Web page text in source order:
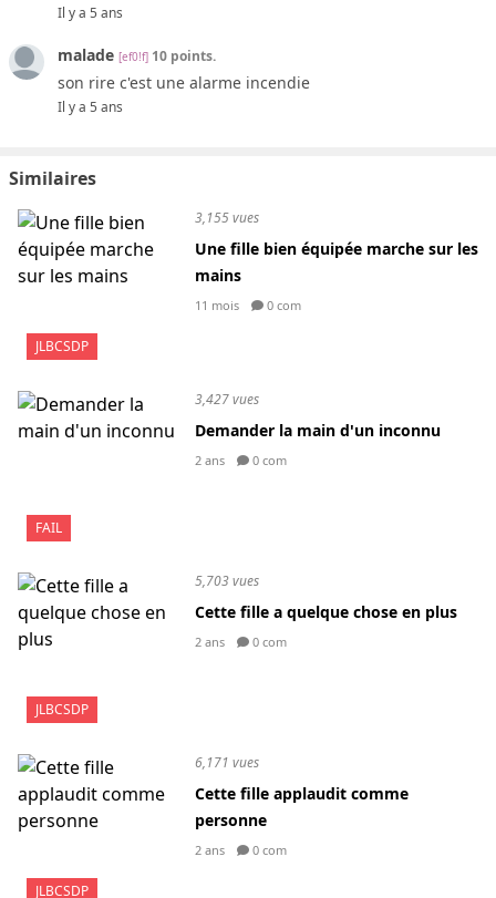
Il y a 5 ans
malade [ef0!f] 10 points.
son rire c'est une alarme incendie
Il y a 5 ans
Similaires
JLBCSDP
3,155 vues
Une fille bien équipée marche sur les
mains
11 mois 0 com
FAIL
3,427 vues
Demander la main d'un inconnu
2 ans 0 com
JLBCSDP
5,703 vues
Cette fille a quelque chose en plus
2 ans 0 com
JLBCSDP
6,171 vues
Cette fille applaudit comme
personne
2 ans 0 com